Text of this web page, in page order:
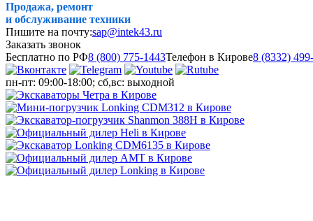
Продажа, ремонт
и обслуживание техники
Пишите на почту:sap@intek43.ru
Заказать звонок
Бесплатно по РФ8 (800) 775-1443Телефон в Кирове8 (8332)
пн-пт: 09:00-18:00; сб,вс: выходной